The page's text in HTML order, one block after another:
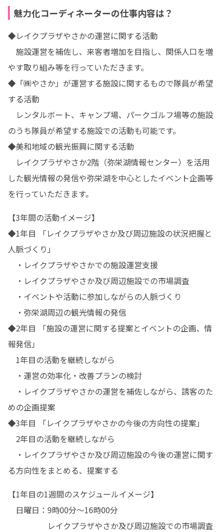
魅力化コーディネーターの仕事内容は？
◆レイクプラザやさかの運営に関する活動
施設運営を補佐し、来客者増加を目指し、関係人口を増
やす取り組み等を行っていただきます。
◆「㈱やさか」が運営する施設に関するもので隊員が希望
する活動
レンタルボート、キャンプ場、パークゴルフ場等の施設
のうち隊員が希望する施設での活動も可能です。
◆美和地域の観光振興に関する活動
レイクプラザやさか2階（弥栄湖情報センター）を活用
した観光情報の発信や弥栄湖を中心としたイベント企画等
を行っていただきます。
【3年間の活動イメージ】
◆1年目 「レイクプラザやさか及び周辺施設の状況把握と
人脈づくり」
・レイクプラザやさかでの施設運営支援
・レイクプラザやさか及び周辺施設での市場調査
・イベントや活動に参加しながらの人脈づくり
・弥栄湖周辺の観光情報の発信
◆2年目 「施設の運営に関する提案とイベントの企画、情
報発信」
1年目の活動を継続しながら
・運営の効率化・改善プランの検討
・レイクプラザやさかの運営を補佐しながら、誘客のた
めの企画提案
◆3年目 「レイクプラザやさかの今後の方向性の提案」
2年目の活動を継続しながら
・レイクプラザやさか及び周辺施設の今後の運営に関す
る方向性をまとめる、提案する
【1年目の1週間のスケジュールイメージ】
日曜日：9時00分～16時00分
レイクプラザやさか及び周辺施設での市場調査